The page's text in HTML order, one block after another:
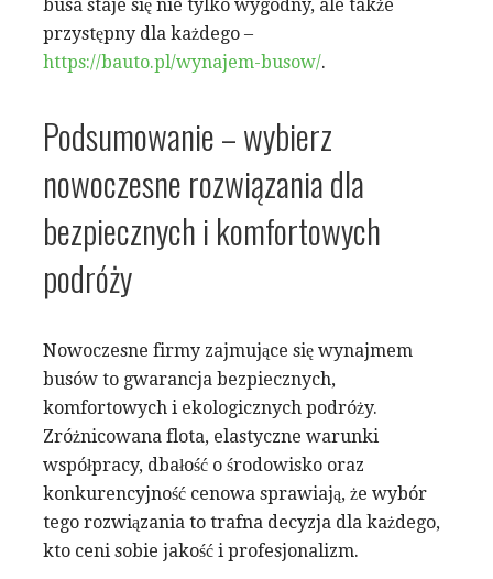
busa staje się nie tylko wygodny, ale także
przystępny dla każdego –
https://bauto.pl/wynajem-busow/.
Podsumowanie – wybierz
nowoczesne rozwiązania dla
bezpiecznych i komfortowych
podróży
Nowoczesne firmy zajmujące się wynajmem
busów to gwarancja bezpiecznych,
komfortowych i ekologicznych podróży.
Zróżnicowana flota, elastyczne warunki
współpracy, dbałość o środowisko oraz
konkurencyjność cenowa sprawiają, że wybór
tego rozwiązania to trafna decyzja dla każdego,
kto ceni sobie jakość i profesjonalizm.